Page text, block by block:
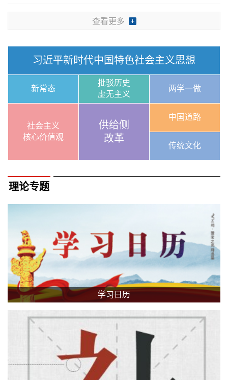
查看更多
习近平新时代中国特色社会主义思想
新常态
批驳历史
虚无主义
两学一做
社会主义
核心价值观
供给侧
改革
中国道路
传统文化
理论专题
学习日历